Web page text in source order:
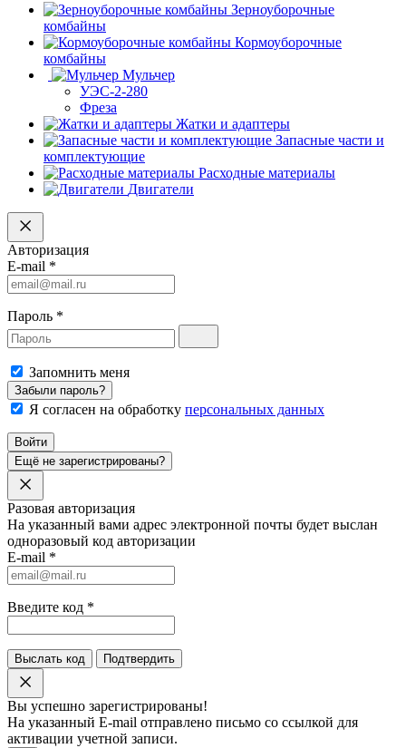
Зерноуборочные
комбайны
Кормоуборочные
комбайны
Мульчер
УЭС-2-280
Фреза
Жатки и адаптеры
Запасные части и
комплектующие
Расходные материалы
Двигатели
Авторизация
E-mail *
Пароль *
Запомнить меня
Забыли пароль?
Я согласен на обработку персональных данных
Войти
Ещё не зарегистрированы?
Разовая авторизация
На указанный вами адрес электронной почты будет выслан
одноразовый код авторизации
E-mail *
Введите код *
Выслать код Подтвердить
Вы успешно зарегистрированы!
На указанный E-mail отправлено письмо со ссылкой для
активации учетной записи.